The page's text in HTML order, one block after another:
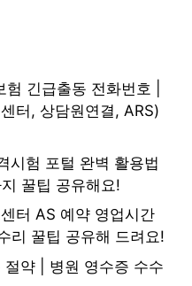
긴급출동 전화번호 |
터, 상담원연결, ARS)
시험 포털 완벽 활용법
꿀팁 공유해요!
터 AS 예약 영업시간
리 꿀팁 공유해 드려요!
약 | 병원 영수증 수수